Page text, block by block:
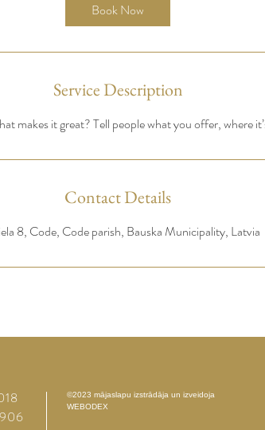
Book Now
Service Description
makes it great? Tell people what you offer, where
Contact Details
8, Code, Code parish, Bauska Municipality, Latvia
©2023 mājaslapu izstrādāja un izveidoja
WEBODEX